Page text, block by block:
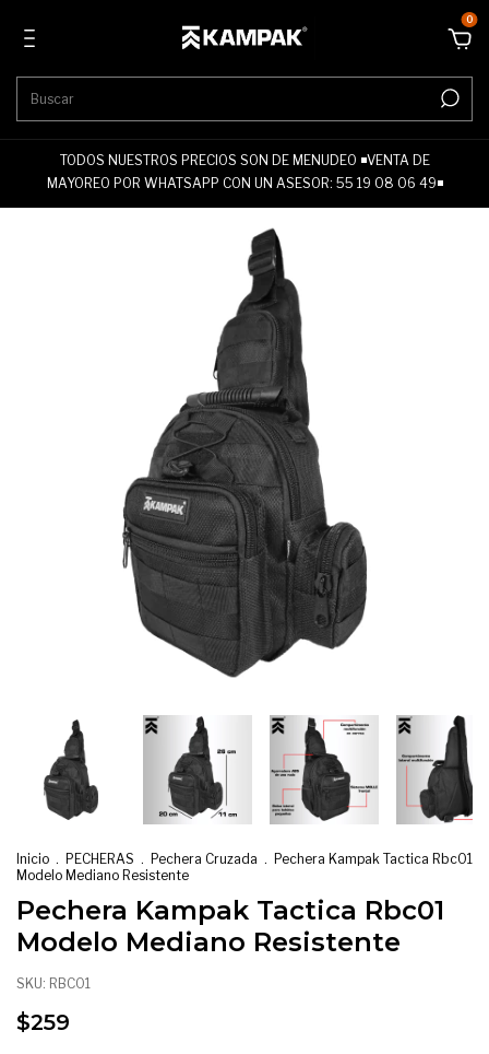
0
TODOS NUESTROS PRECIOS SON DE MENUDEO ◾VENTA DE
MAYOREO POR WHATSAPP CON UN ASESOR: 55 19 08 06 49◾
Inicio . PECHERAS . Pechera Cruzada . Pechera Kampak Tactica Rbc01
Modelo Mediano Resistente
Pechera Kampak Tactica Rbc01
Modelo Mediano Resistente
SKU: RBC01
$259